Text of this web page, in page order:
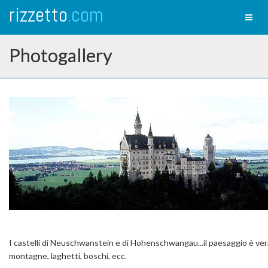
rizzetto.com
Photogallery
I castelli di Neuschwanstein e di Hohenschwangau...il paesaggio è
montagne, laghetti, boschi, ecc.